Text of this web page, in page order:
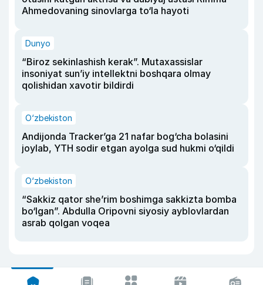
Ahmedovaning sinovlarga to‘la hayoti
Dunyo
“Biroz sekinlashish kerak”. Mutaxassislar
insoniyat sun’iy intellektni boshqara olmay
qolishidan xavotir bildirdi
O‘zbekiston
Andijonda Tracker’ga 21 nafar bog‘cha bolasini
joylab, YTH sodir etgan ayolga sud hukmi o‘qildi
O‘zbekiston
“Sakkiz qator she’rim boshimga sakkizta bomba
bo‘lgan”. Abdulla Oripovni siyosiy ayblovlardan
asrab qolgan voqea